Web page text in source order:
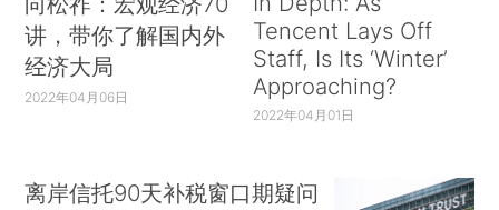
讲，带你了解国内外
经济大局
2022年04月06日
Tencent Lays Off
Staff, Is Its ‘Winter’
Approaching?
2022年04月01日
离岸信托90天补税窗口期疑问